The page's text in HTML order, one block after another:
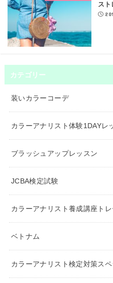
ス
カテゴリー
装いカラーコーデ
カラーアナリスト体験1DAYレ
ブラッシュアップレッスン
JCBA検定試験
カラーアナリスト養成講座ト
ベトナム
カラーアナリスト検定対策ス